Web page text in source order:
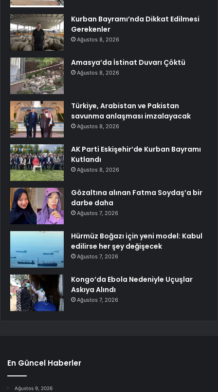
Kurban Bayramı’nda Dikkat Edilmesi
Gerekenler
Ağustos 8, 2026
Amasya’da İstinat Duvarı Çöktü
Ağustos 8, 2026
Türkiye, Arabistan ve Pakistan
savunma anlaşması imzalayacak
Ağustos 8, 2026
AK Parti Eskişehir’de Kurban Bayramı
Kutlandı
Ağustos 8, 2026
Gözaltına alınan Fatma Soydaş’a bir
darbe daha
Ağustos 7, 2026
Hürmüz Boğazı için yeni model: Kabul
edilirse her şey değişecek
Ağustos 7, 2026
Kongo’da Ebola Nedeniyle Uçuşlar
Askıya Alındı
Ağustos 7, 2026
En Güncel Haberler
Ağustos 9, 2026